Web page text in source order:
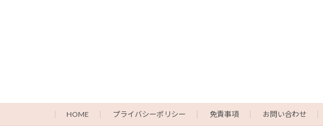
HOME プライバシーポリシー 免責事項 お問い合わせ